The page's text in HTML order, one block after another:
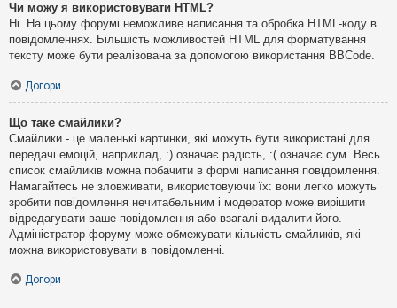
Чи можу я використовувати HTML?
Ні. На цьому форумі неможливе написання та обробка HTML-коду в
повідомленнях. Більшість можливостей HTML для форматування
тексту може бути реалізована за допомогою використання BBCode.
Догори
Що таке смайлики?
Смайлики - це маленькі картинки, які можуть бути використані для
передачі емоцій, наприклад, :) означає радість, :( означає сум. Весь
список смайликів можна побачити в формі написання повідомлення.
Намагайтесь не зловживати, використовуючи їх: вони легко можуть
зробити повідомлення нечитабельним і модератор може вирішити
відредагувати ваше повідомлення або взагалі видалити його.
Адміністратор форуму може обмежувати кількість смайликів, які
можна використовувати в повідомленні.
Догори